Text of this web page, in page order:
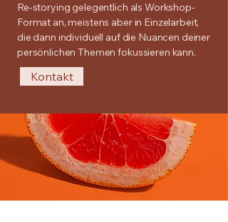
Re-storying gelegentlich als Workshop-
Format an, meistens aber in Einzelarbeit,
die dann individuell auf die Nuancen deiner
persönlichen Themen fokussieren kann.
Kontakt